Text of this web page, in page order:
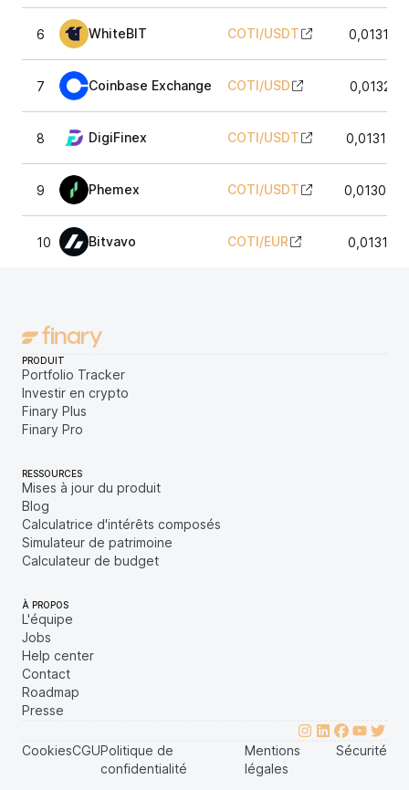
6 WhiteBIT COTI/USDT
7 Coinbase Exchange COTI/USD
8 DigiFinex COTI/USDT
9 Phemex COTI/USDT
10 Bitvavo COTI/EUR
PRODUIT
Portfolio Tracker
Investir en crypto
Finary Plus
Finary Pro
RESSOURCES
Mises à jour du produit
Blog
Calculatrice d'intérêts composés
Simulateur de patrimoine
Calculateur de budget
À PROPOS
L'équipe
Jobs
Help center
Contact
Roadmap
Presse
CookiesCGUPolitique de
confidentialité
Mentions
légales
Sécurité